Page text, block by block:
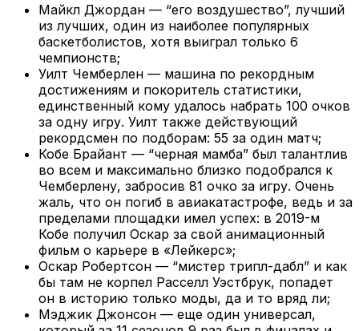
Майкл Джордан — “его воздушество”, лучший
из лучших, один из наиболее популярных
баскетболистов, хотя выиграл только 6
чемпионств;
Уилт Чемберлен — машина по рекордным
достижениям и покоритель статистики,
единственный кому удалось набрать 100 очков
за одну игру. Уилт также действующий
рекордсмен по подборам: 55 за один матч;
Кобе Брайант — “черная мамба” был талантлив
во всем и максимально близко подобрался к
Чемберлену, забросив 81 очко за игру. Очень
жаль, что он погиб в авиакатастрофе, ведь и за
пределами площадки имел успех: в 2019-м
Кобе получил Оскар за свой анимационный
фильм о карьере в «Лейкерс»;
Оскар Робертсон — “мистер трипл-дабл” и как
бы там не корпел Расселл Уэстбрук, попадет
он в историю только моды, да и то вряд ли;
Мэджик Джонсон — еще один универсал,